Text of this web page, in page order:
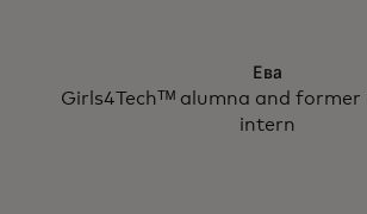
Ева
Girls4Techᵀᴹ alumna and
intern